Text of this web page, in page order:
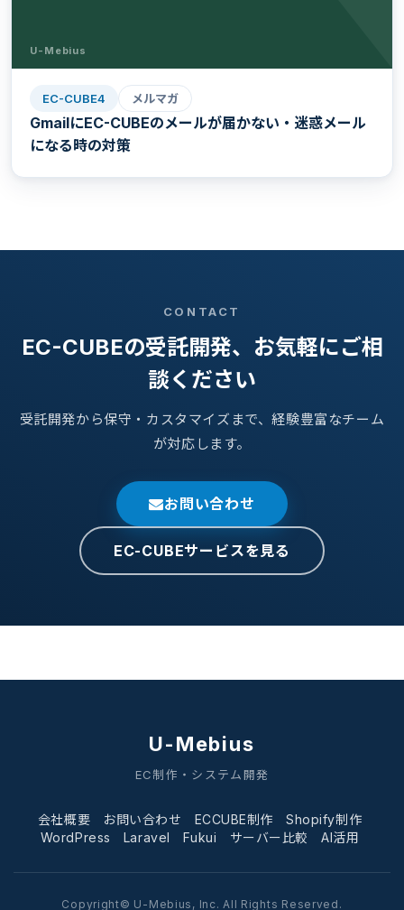
U-Mebius
EC-CUBE4 メルマガ
GmailにEC-CUBEのメールが届かない・迷惑メール
になる時の対策
CONTACT
EC-CUBEの受託開発、お気軽にご相
談ください
受託開発から保守・カスタマイズまで、経験豊富なチーム
が対応します。
お問い合わせ
EC-CUBEサービスを見る
U-Mebius
EC制作・システム開発
会社概要 お問い合わせ ECCUBE制作
Shopify制作
WordPress
Laravel Fukui サーバー比較 AI活用
Copyright© U-Mebius, Inc. All Rights Reserved.